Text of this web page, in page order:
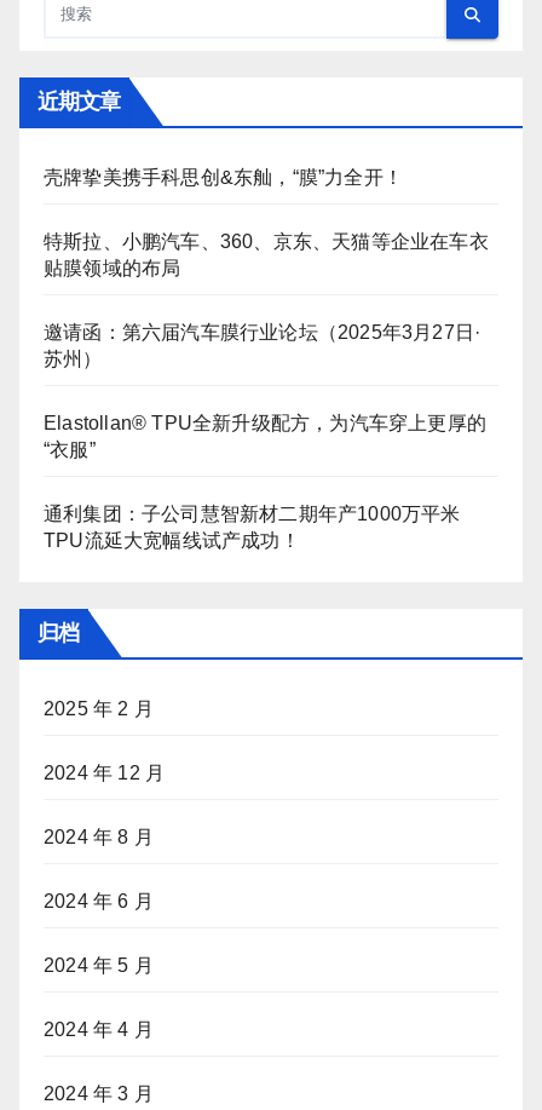
近期文章
壳牌挚美携手科思创&东舢，“膜”力全开！
特斯拉、小鹏汽车、360、京东、天猫等企业在车衣
贴膜领域的布局
邀请函：第六届汽车膜行业论坛（2025年3月27日·
苏州）
Elastollan® TPU全新升级配方，为汽车穿上更厚的
“衣服”
通利集团：子公司慧智新材二期年产1000万平米
TPU流延大宽幅线试产成功！
归档
2025 年 2 月
2024 年 12 月
2024 年 8 月
2024 年 6 月
2024 年 5 月
2024 年 4 月
2024 年 3 月